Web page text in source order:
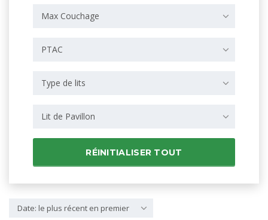
Max Couchage
PTAC
Type de lits
Lit de Pavillon
RÉINITIALISER TOUT
Date: le plus récent en premier